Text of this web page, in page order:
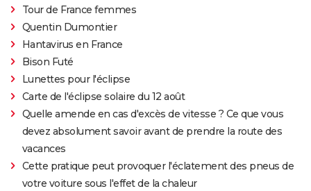
Tour de France femmes
Quentin Dumontier
Hantavirus en France
Bison Futé
Lunettes pour l'éclipse
Carte de l'éclipse solaire du 12 août
Quelle amende en cas d'excès de vitesse ? Ce que vous
devez absolument savoir avant de prendre la route des
vacances
Cette pratique peut provoquer l'éclatement des pneus de
votre voiture sous l'effet de la chaleur